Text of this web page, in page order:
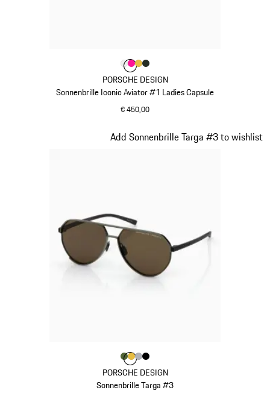
PORSCHE DESIGN
Sonnenbrille Iconic Aviator #1 Ladies Capsule
€ 450,00
Farbe
Farbeweiß
Farbe
FarbeFarbe
PORSCHE DESIGN
Sonnenbrille Targa #3
Add Sonnenbrille Targa #3 to wishlist
Farbe
Farbeolivgrün
Farbe
FarbeFarbe